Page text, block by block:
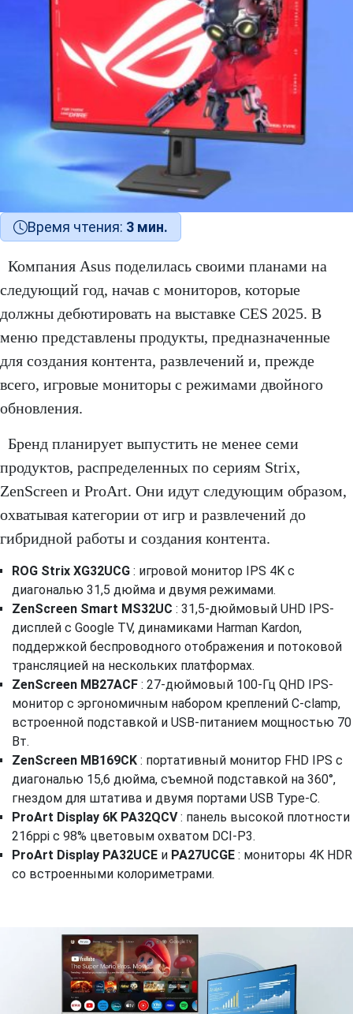
Время чтения: 3 мин.
Компания Asus поделилась своими планами на
следующий год, начав с мониторов, которые
должны дебютировать на выставке CES 2025. В
меню представлены продукты, предназначенные
для создания контента, развлечений и, прежде
всего, игровые мониторы с режимами двойного
обновления.
Бренд планирует выпустить не менее семи
продуктов, распределенных по сериям Strix,
ZenScreen и ProArt. Они идут следующим образом,
охватывая категории от игр и развлечений до
гибридной работы и создания контента.
ROG Strix XG32UCG : игровой монитор IPS 4K с
диагональю 31,5 дюйма и двумя режимами.
ZenScreen Smart MS32UC : 31,5-дюймовый UHD IPS-
дисплей с Google TV, динамиками Harman Kardon,
поддержкой беспроводного отображения и потоковой
трансляцией на нескольких платформах.
ZenScreen MB27ACF : 27-дюймовый 100-Гц QHD IPS-
монитор с эргономичным набором креплений C-clamp,
встроенной подставкой и USB-питанием мощностью 70
Вт.
ZenScreen MB169CK : портативный монитор FHD IPS с
диагональю 15,6 дюйма, съемной подставкой на 360°,
гнездом для штатива и двумя портами USB Type-C.
ProArt Display 6K PA32QCV: панель высокой плотности
216ppi с 98% цветовым охватом DCI-P3.
ProArt Display PA32UCE и PA27UCGE : мониторы 4K HDR
со встроенными колориметрами.